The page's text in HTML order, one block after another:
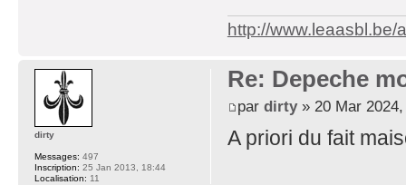
http://www.leaasbl.be/
Re: Depeche
par dirty» 20 Mar 2024,
A priori du fait
dirty
Messages: 497
Inscription: 25 Jan 2013, 18:44
Localisation: 11